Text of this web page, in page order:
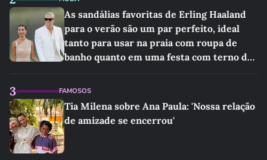
As sandálias favoritas de Erling Haaland
para o verão são um par perfeito, ideal
tanto para usar na praia com roupa de
banho quanto em uma festa com terno de
3 FAMOSOS
Tia Milena sobre Ana Paula: 'Nossa relação
de amizade se encerrou'